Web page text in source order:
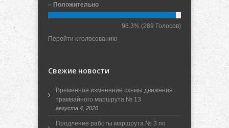
– Положительно
96.3% (289 Голосов)
Перейти к голосованию
Свежие новости
Временное изменение схемы движения
трамвайного маршрута № 13
августа 4, 2026
Продление работы маршрута № 3 по